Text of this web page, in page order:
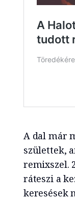
A dal már
születtek,
remixszel.
ráteszi a
keresések